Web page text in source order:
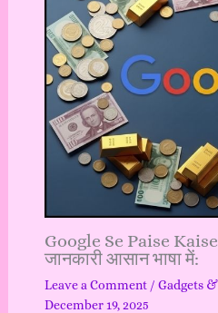
Google Se Paise
जानकारी आसान भाषा में:
Leave a Comment / Gadgets
December 19, 2025